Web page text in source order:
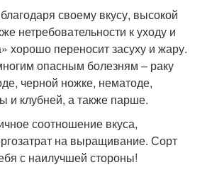
своему вкусу, высокой
нетребовательности к уходу и
хорошо переносит засуху и жару.
опасным болезням – раку
черной ножке, нематоде,
и клубней, а также парше.
соотношение вкуса,
на выращивание. Сорт
с наилучшей стороны!